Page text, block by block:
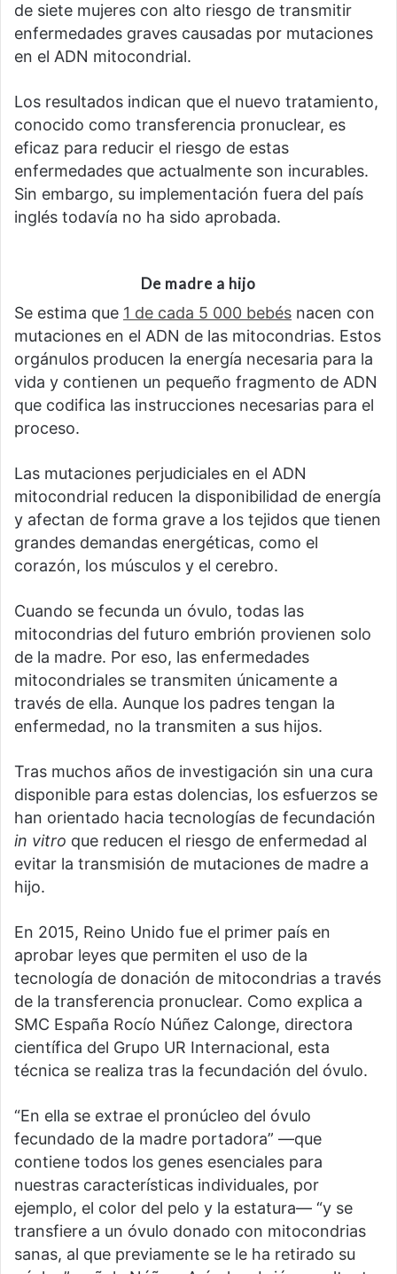
de siete mujeres con alto riesgo de transmitir
enfermedades graves causadas por mutaciones
en el ADN mitocondrial.
Los resultados indican que el nuevo tratamiento,
conocido como transferencia pronuclear, es
eficaz para reducir el riesgo de estas
enfermedades que actualmente son incurables.
Sin embargo, su implementación fuera del país
inglés todavía no ha sido aprobada.
De madre a hijo
Se estima que 1 de cada 5 000 bebés nacen con
mutaciones en el ADN de las mitocondrias. Estos
orgánulos producen la energía necesaria para la
vida y contienen un pequeño fragmento de ADN
que codifica las instrucciones necesarias para el
proceso.
Las mutaciones perjudiciales en el ADN
mitocondrial reducen la disponibilidad de energía
y afectan de forma grave a los tejidos que tienen
grandes demandas energéticas, como el
corazón, los músculos y el cerebro.
Cuando se fecunda un óvulo, todas las
mitocondrias del futuro embrión provienen solo
de la madre. Por eso, las enfermedades
mitocondriales se transmiten únicamente a
través de ella. Aunque los padres tengan la
enfermedad, no la transmiten a sus hijos.
Tras muchos años de investigación sin una cura
disponible para estas dolencias, los esfuerzos se
han orientado hacia tecnologías de fecundación
in vitro que reducen el riesgo de enfermedad al
evitar la transmisión de mutaciones de madre a
hijo.
En 2015, Reino Unido fue el primer país en
aprobar leyes que permiten el uso de la
tecnología de donación de mitocondrias a través
de la transferencia pronuclear. Como explica a
SMC España Rocío Núñez Calonge, directora
científica del Grupo UR Internacional, esta
técnica se realiza tras la fecundación del óvulo.
“En ella se extrae el pronúcleo del óvulo
fecundado de la madre portadora” —que
contiene todos los genes esenciales para
nuestras características individuales, por
ejemplo, el color del pelo y la estatura— “y se
transfiere a un óvulo donado con mitocondrias
sanas, al que previamente se le ha retirado su